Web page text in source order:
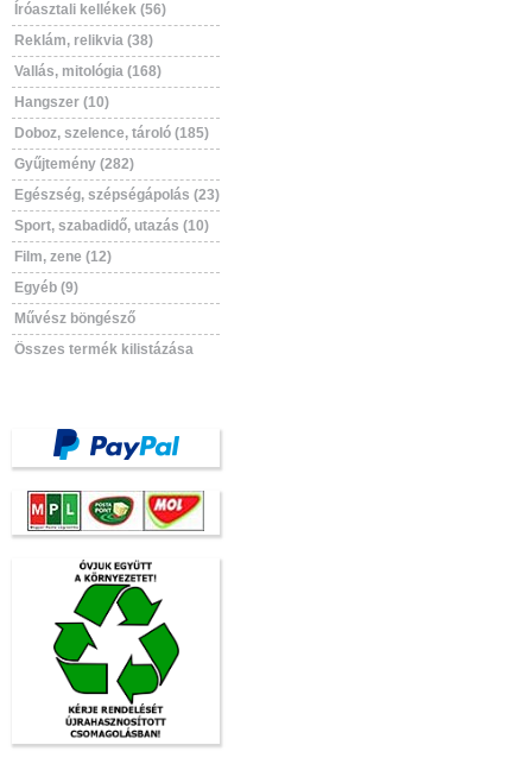
Íróasztali kellékek (56)
Reklám, relikvia (38)
Vallás, mitológia (168)
Hangszer (10)
Doboz, szelence, tároló (185)
Gyűjtemény (282)
Egészség, szépségápolás (23)
Sport, szabadidő, utazás (10)
Film, zene (12)
Egyéb (9)
Művész böngésző
Összes termék kilistázása